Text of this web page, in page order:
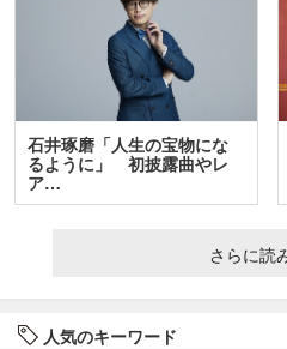
石井琢磨「人生の宝物にな
るように」 初披露曲やレ
ア…
さらに読
人気のキーワード